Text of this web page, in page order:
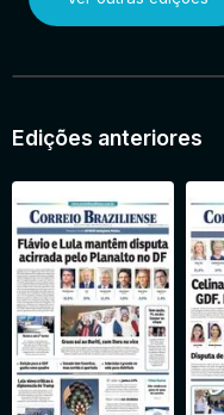
Edições anteriores